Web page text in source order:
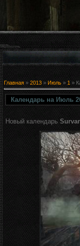
Главная » 2013 » Июль » 1 »
Календарь на Июль
Новый календарь